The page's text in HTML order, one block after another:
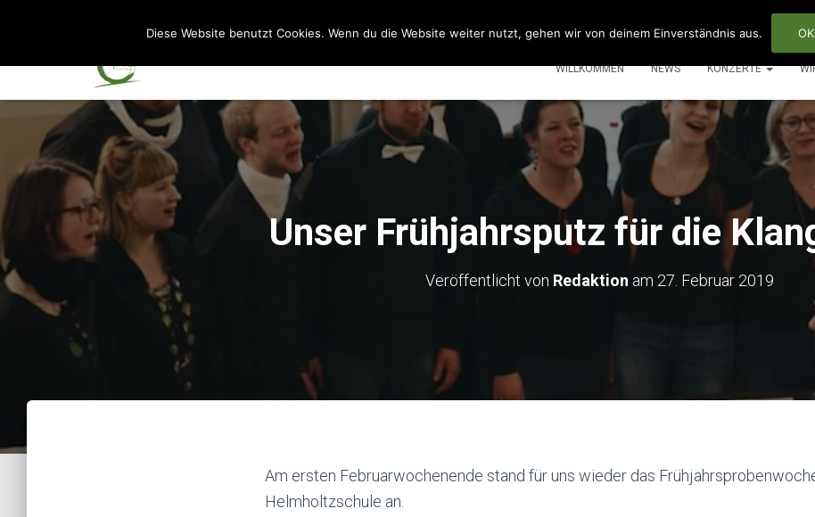
WILLKOMMEN NEWS KONZERTE
Unser Frühjahrsputz für die
Veröffentlicht von Redaktion am 27. Februar 2019
Am ersten Februarwochenende stand für uns wieder das
Helmholtzschule an.
Diese Website benutzt Cookies. Wenn du die Website weiter nutzt, gehen wir von deinem Einverständnis aus. OK